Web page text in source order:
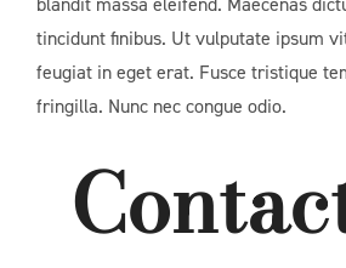
tincidunt finibus. Ut vulputate ipsum
feugiat in eget erat. Fusce tristique
fringilla. Nunc nec congue odio.